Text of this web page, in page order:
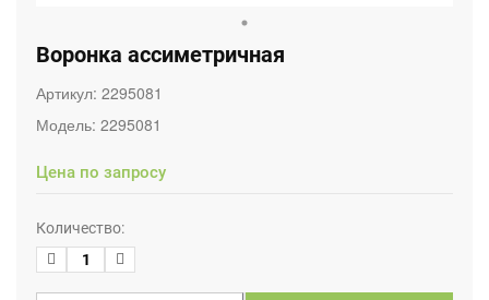
Воронка ассиметричная
Артикул: 2295081
Модель: 2295081
Цена по запросу
Количество: